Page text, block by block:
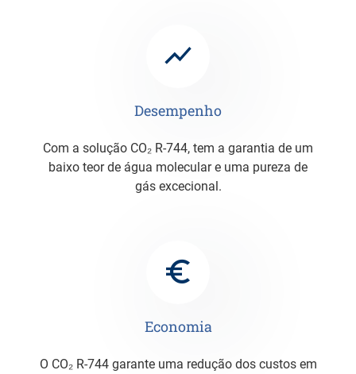
Desempenho
Com a solução CO₂ R-744, tem a garantia de um
baixo teor de água molecular e uma pureza de
gás excecional.
Economia
O CO₂ R-744 garante uma redução dos custos em